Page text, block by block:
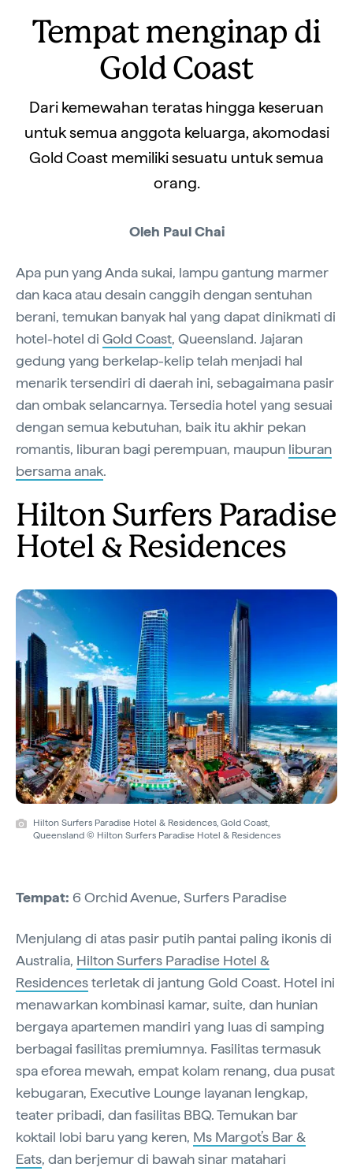
Tempat menginap di
Gold Coast
Dari kemewahan teratas hingga keseruan
untuk semua anggota keluarga, akomodasi
Gold Coast memiliki sesuatu untuk semua
orang.
Oleh Paul Chai
Apa pun yang Anda sukai, lampu gantung marmer
dan kaca atau desain canggih dengan sentuhan
berani, temukan banyak hal yang dapat dinikmati di
hotel-hotel di Gold Coast, Queensland. Jajaran
gedung yang berkelap-kelip telah menjadi hal
menarik tersendiri di daerah ini, sebagaimana pasir
dan ombak selancarnya. Tersedia hotel yang sesuai
dengan semua kebutuhan, baik itu akhir pekan
romantis, liburan bagi perempuan, maupun liburan
bersama anak.
Hilton Surfers Paradise
Hotel & Residences
Hilton Surfers Paradise Hotel & Residences, Gold Coast,
Queensland © Hilton Surfers Paradise Hotel & Residences
Tempat: 6 Orchid Avenue, Surfers Paradise
Menjulang di atas pasir putih pantai paling ikonis di
Australia, Hilton Surfers Paradise Hotel &
Residencesterletak di jantung Gold Coast. Hotel ini
menawarkan kombinasi kamar, suite, dan hunian
bergaya apartemen mandiri yang luas di samping
berbagai fasilitas premiumnya. Fasilitas termasuk
spa eforea mewah, empat kolam renang, dua pusat
kebugaran, Executive Lounge layanan lengkap,
teater pribadi, dan fasilitas BBQ. Temukan bar
koktail lobi baru yang keren, Ms Margot’s Bar &
Eats, dan berjemur di bawah sinar matahari